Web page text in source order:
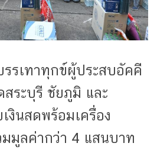
รเทาทุกข์ผู้ประสบอัคคี
ระบุรี ชัยภูมิ และ
งินสดพร้อมเครื่อง
มูลค่ากว่า 4 แสนบาท